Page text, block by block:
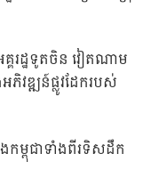
គរដ្ឋទូតចិន វៀតណាម
វឌ្ឍន៍ផ្លូវដែករបស់
កម្ពុជាទាំងពីរទិសដឹក